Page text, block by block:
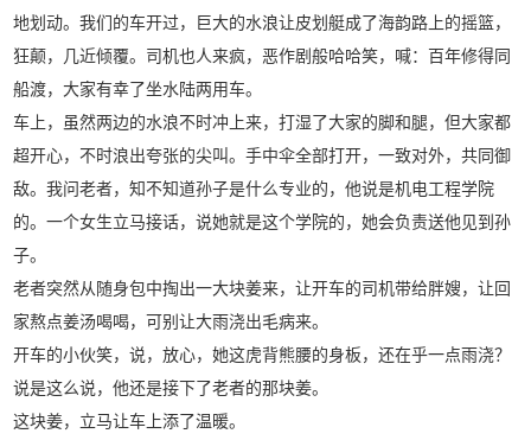
地划动。我们的车开过，巨大的水浪让皮划艇成了海韵路上的摇篮，
狂颠，几近倾覆。司机也人来疯，恶作剧般哈哈笑，喊：百年修得同
船渡，大家有幸了坐水陆两用车。
车上，虽然两边的水浪不时冲上来，打湿了大家的脚和腿，但大家都
超开心，不时浪出夸张的尖叫。手中伞全部打开，一致对外，共同御
敌。我问老者，知不知道孙子是什么专业的，他说是机电工程学院
的。一个女生立马接话，说她就是这个学院的，她会负责送他见到孙
子。
老者突然从随身包中掏出一大块姜来，让开车的司机带给胖嫂，让回
家熬点姜汤喝喝，可别让大雨浇出毛病来。
开车的小伙笑，说，放心，她这虎背熊腰的身板，还在乎一点雨浇？
说是这么说，他还是接下了老者的那块姜。
这块姜，立马让车上添了温暖。